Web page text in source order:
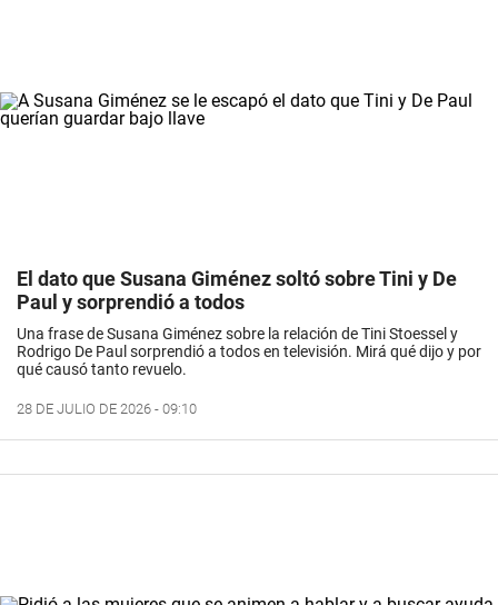
El dato que Susana Giménez soltó sobre Tini y De
Paul y sorprendió a todos
Una frase de Susana Giménez sobre la relación de Tini Stoessel y
Rodrigo De Paul sorprendió a todos en televisión. Mirá qué dijo y por
qué causó tanto revuelo.
28 DE JULIO DE 2026 - 09:10